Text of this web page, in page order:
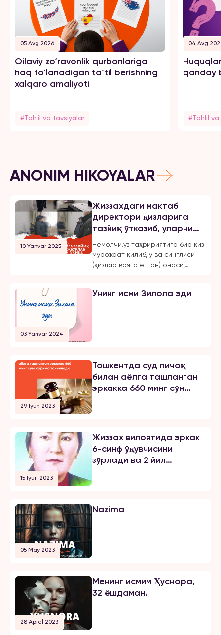
05 Avg 2026
Oilaviy zo‘ravonlik qurbonlariga
haq to‘lanadigan ta’til berishning
xalqaro amaliyoti
#Tahlil va tavsiyalar
04 Avg
qanday
#Tahlil
ANONIM HIKOYALAR
10 Yanvar 2025
Жиззахдаги мактаб
директори қизларига
тазйиқ ўтказиб, уларни
мажбурлаб турмушга
чиқарган, ўқиш,
ишлашдан маҳрум қилган
Немолчи.уз таҳририятига бир қиз
мурожаат қилиб, у ва синглиси
(қизлар вояга етган) онаси,
Хасанова томонидан бир неча
ишлайман. 2024 йил 31 октябрь
куни мени умуман норози бўлган
йигитга […]
03 Yanvar 2024
Унинг исми Зилола эди
29 Iyun 2023
Тошкентда суд пичоқ
билан аёлга ташланган
эркакка 660 минг сўм
15 Iyun 2023
Жиззах вилоятида эркак
6-синф ўқувчисини
зўрлади ва 2 йил
05 May 2023
Nazima
28 Aprel 2023
Менинг исмим Ҳуснора,
32 ёшдаман.